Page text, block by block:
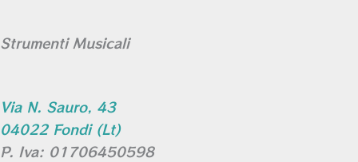
Strumenti Musicali
Via N. Sauro, 43
04022 Fondi (Lt)
P. Iva: 01706450598